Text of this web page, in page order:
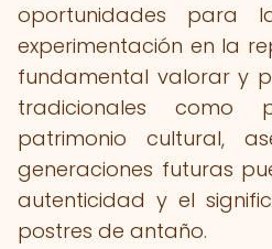
oportunidades para
experimentación en la
fundamental valorar y
tradicionales como
patrimonio cultural,
generaciones futuras
autenticidad y el
postres de antaño.